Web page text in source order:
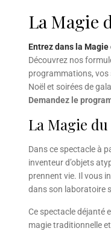
La Magie
Entrez dans la
Découvrez nos
programmations, vos
Noël et soirées de
Demandez le
La Magie du
Dans ce spectacle à
inventeur d’objets
prennent vie. Il vous
dans son laboratoire
Ce spectacle déjanté
magie traditionnelle